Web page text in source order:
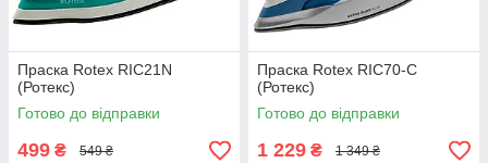
Праска Rotex RIC21N
(Ротекс)
Готово до відправки
499 ₴ 549 ₴
Праска Rotex RIC70-C
(Ротекс)
Готово до відправки
1 229 ₴ 1 349 ₴